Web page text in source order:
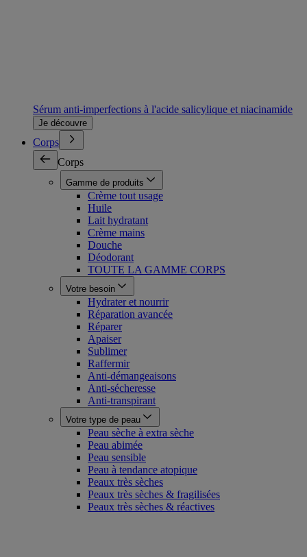
Sérum anti-imperfections à l'acide salicylique et niacinamide
Je découvre
Corps
Corps
Gamme de produits
Crème tout usage
Huile
Lait hydratant
Crème mains
Douche
Déodorant
TOUTE LA GAMME CORPS
Votre besoin
Hydrater et nourrir
Réparation avancée
Réparer
Apaiser
Sublimer
Raffermir
Anti-démangeaisons
Anti-sécheresse
Anti-transpirant
Votre type de peau
Peau sèche à extra sèche
Peau abimée
Peau sensible
Peau à tendance atopique
Peaux très sèches
Peaux très sèches & fragilisées
Peaux très sèches & réactives